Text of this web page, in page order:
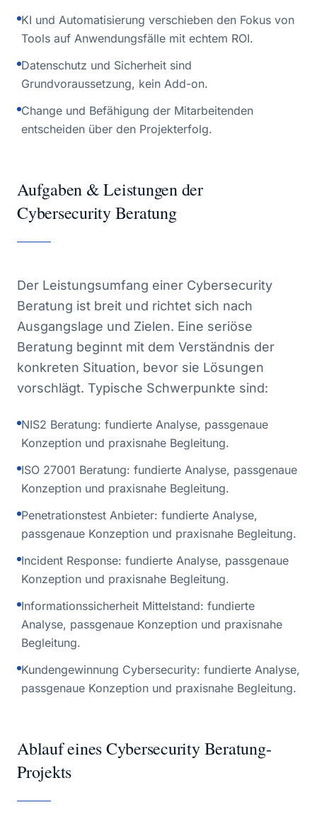
KI und Automatisierung verschieben den Fokus von
Tools auf Anwendungsfälle mit echtem ROI.
Datenschutz und Sicherheit sind
Grundvoraussetzung, kein Add-on.
Change und Befähigung der Mitarbeitenden
entscheiden über den Projekterfolg.
Aufgaben & Leistungen der
Cybersecurity Beratung
Der Leistungsumfang einer Cybersecurity
Beratung ist breit und richtet sich nach
Ausgangslage und Zielen. Eine seriöse
Beratung beginnt mit dem Verständnis der
konkreten Situation, bevor sie Lösungen
vorschlägt. Typische Schwerpunkte sind:
NIS2 Beratung: fundierte Analyse, passgenaue
Konzeption und praxisnahe Begleitung.
ISO 27001 Beratung: fundierte Analyse, passgenaue
Konzeption und praxisnahe Begleitung.
Penetrationstest Anbieter: fundierte Analyse,
passgenaue Konzeption und praxisnahe Begleitung.
Incident Response: fundierte Analyse, passgenaue
Konzeption und praxisnahe Begleitung.
Informationssicherheit Mittelstand: fundierte
Analyse, passgenaue Konzeption und praxisnahe
Begleitung.
Kundengewinnung Cybersecurity: fundierte Analyse,
passgenaue Konzeption und praxisnahe Begleitung.
Ablauf eines Cybersecurity Beratung-
Projekts